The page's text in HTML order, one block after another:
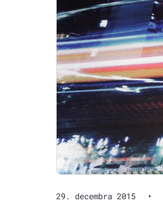
29. decembra 2015 •